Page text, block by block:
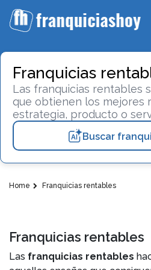
Franquicias
Las franquicias rentables
que obtienen los mejores
estrategia, producto o
Buscar
Home Franquicias rentables
Franquicias rentables
Las franquicias rentables